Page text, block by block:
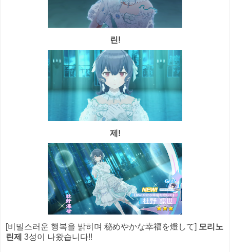
린!
제!
[비밀스러운 행복을 밝히며 秘めやかな幸福を燈して] 모리노
린제 3성이 나왔습니다!!